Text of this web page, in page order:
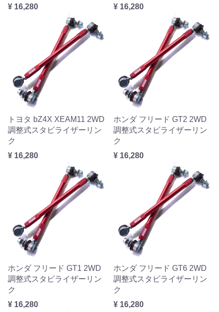
¥ 16,280
¥ 16,280
トヨタ bZ4X XEAM11 2WD
調整式スタビライザーリン
ク
¥ 16,280
ホンダ フリード GT2 2WD
調整式スタビライザーリン
ク
¥ 16,280
ホンダ フリード GT1 2WD
調整式スタビライザーリン
ク
¥ 16,280
ホンダ フリード GT6 2WD
調整式スタビライザーリン
ク
¥ 16,280